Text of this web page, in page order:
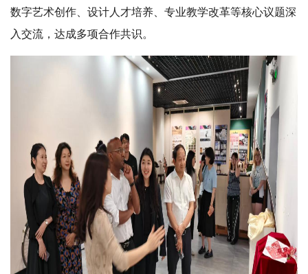
数字艺术创作、设计人才培养、专业教学改革等核心议题深
入交流，达成多项合作共识。